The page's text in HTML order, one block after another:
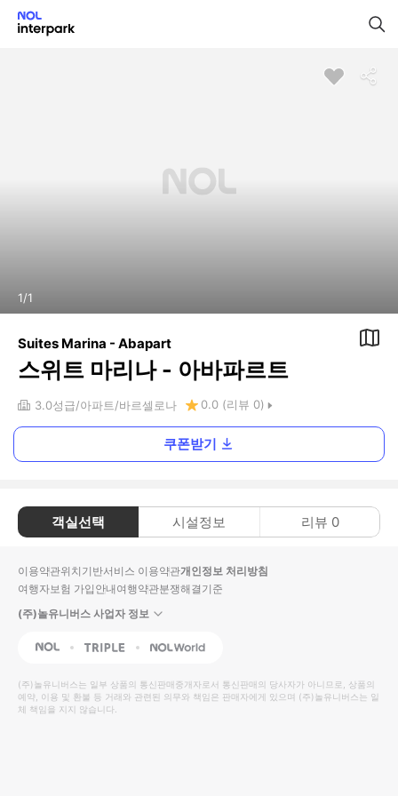
1/1
Suites Marina - Abapart
스위트 마리나 - 아바파르트
3.0성급 아파트 바르셀로나 0.0 (리뷰 0)
쿠폰받기
객실선택 시설정보 리뷰 0
이용약관위치기반서비스 이용약관개인정보 처리방침
여행자보험 가입안내여행약관분쟁해결기준
(주)놀유니버스 사업자 정보
NOL Triple Interpark Global
(주)놀유니버스는 일부 상품의 통신판매중개자로서 통신판매의 당사자가 아니므로, 상품의
예약, 이용 및 환불 등 거래와 관련된 의무와 책임은 판매자에게 있으며 (주)놀유니버스는 일
체 책임을 지지 않습니다.